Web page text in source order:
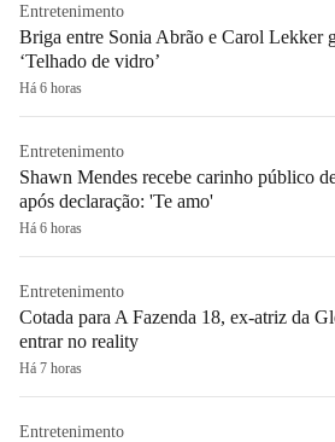
Entretenimento
Briga entre Sonia Abrão e Carol Lekker
‘Telhado de vidro’
Há 6 horas
Entretenimento
Shawn Mendes recebe carinho público
após declaração: 'Te amo'
Há 6 horas
Entretenimento
Cotada para A Fazenda 18, ex-atriz da
entrar no reality
Há 7 horas
Entretenimento